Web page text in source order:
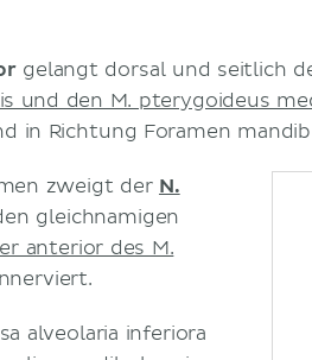
gelangt dorsal und seitlich
und den M. pterygoideus
in Richtung Foramen
zweigt der N.
gleichnamigen
anterior des M.
alveolaria inferiora